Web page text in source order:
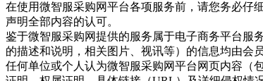
在使用微智服采购网平台各项服务前，请您务必仔
声明全部内容的认可。
鉴于微智服采购网提供的服务属于电子商务平台服
的描述和说明，相关图片、视讯等）的信息均由会
任何单位或个人认为微智服采购网平台网页内容（